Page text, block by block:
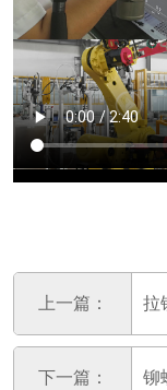
上一篇： 拉
下一篇：